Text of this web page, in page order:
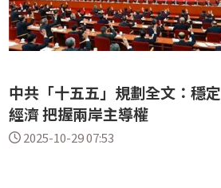
中共「十五五」規劃全文：穩定
經濟 把握兩岸主導權
2025-10-29 07:53